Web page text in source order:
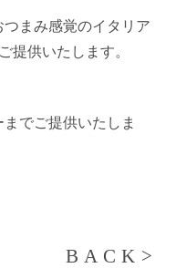
まみ感覚のイタリア
提供いたします。
でご提供いたしま
BACK>